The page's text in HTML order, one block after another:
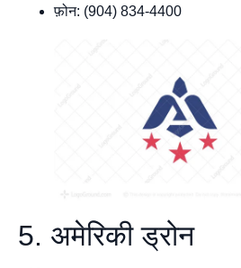
फ़ोन: (904) 834-4400
5. अमेरिकी ड्रोन